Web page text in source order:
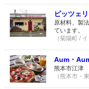
ピッツェ
原材料、製
ています。
（菊陽町 /
Aum・
熊本市江津
（熊本市・